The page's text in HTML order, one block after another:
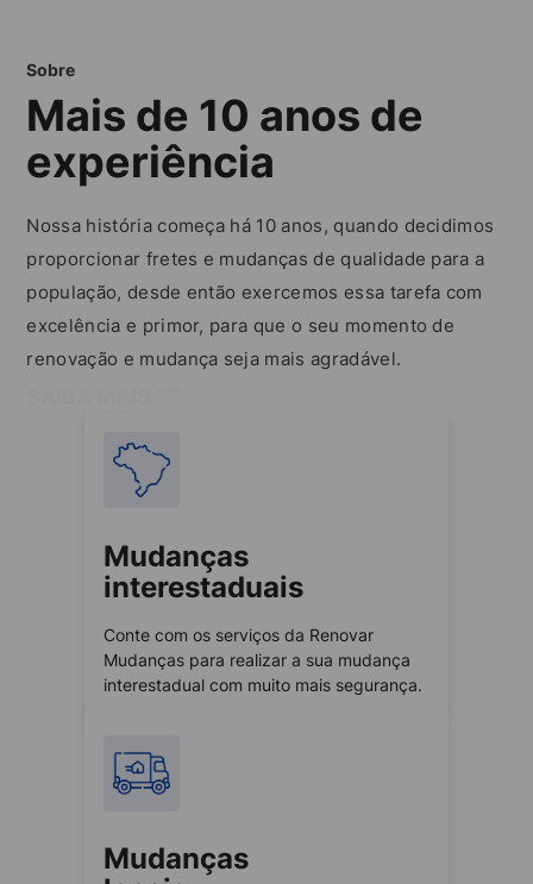
Sobre
Mais de 10 anos de
experiência
Nossa história começa há 10 anos, quando decidimos
proporcionar fretes e mudanças de qualidade para a
população, desde então exercemos essa tarefa com
excelência e primor, para que o seu momento de
renovação e mudança seja mais agradável.
Mudanças
interestaduais
Conte com os serviços da Renovar
Mudanças para realizar a sua mudança
interestadual com muito mais segurança.
Mudanças